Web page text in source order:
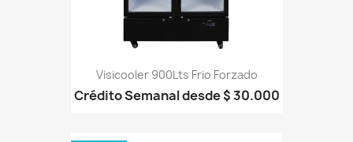
Visicooler 900Lts Frio Forzado
Crédito Semanal desde $ 30.000